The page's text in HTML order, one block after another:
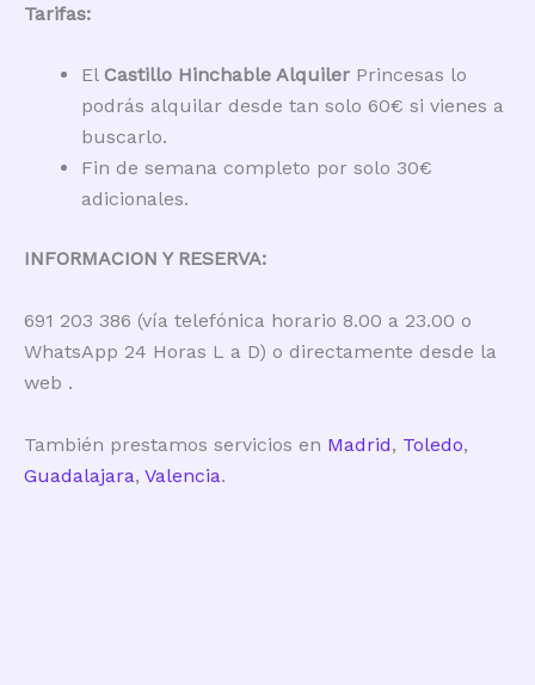
Tarifas:
El Castillo Hinchable Alquiler Princesas lo
podrás alquilar desde tan solo 60€ si vienes a
buscarlo.
Fin de semana completo por solo 30€
adicionales.
INFORMACION Y RESERVA:
691 203 386 (vía telefónica horario 8.00 a 23.00 o
WhatsApp 24 Horas L a D) o directamente desde la
web .
También prestamos servicios en Madrid, Toledo,
Guadalajara, Valencia.